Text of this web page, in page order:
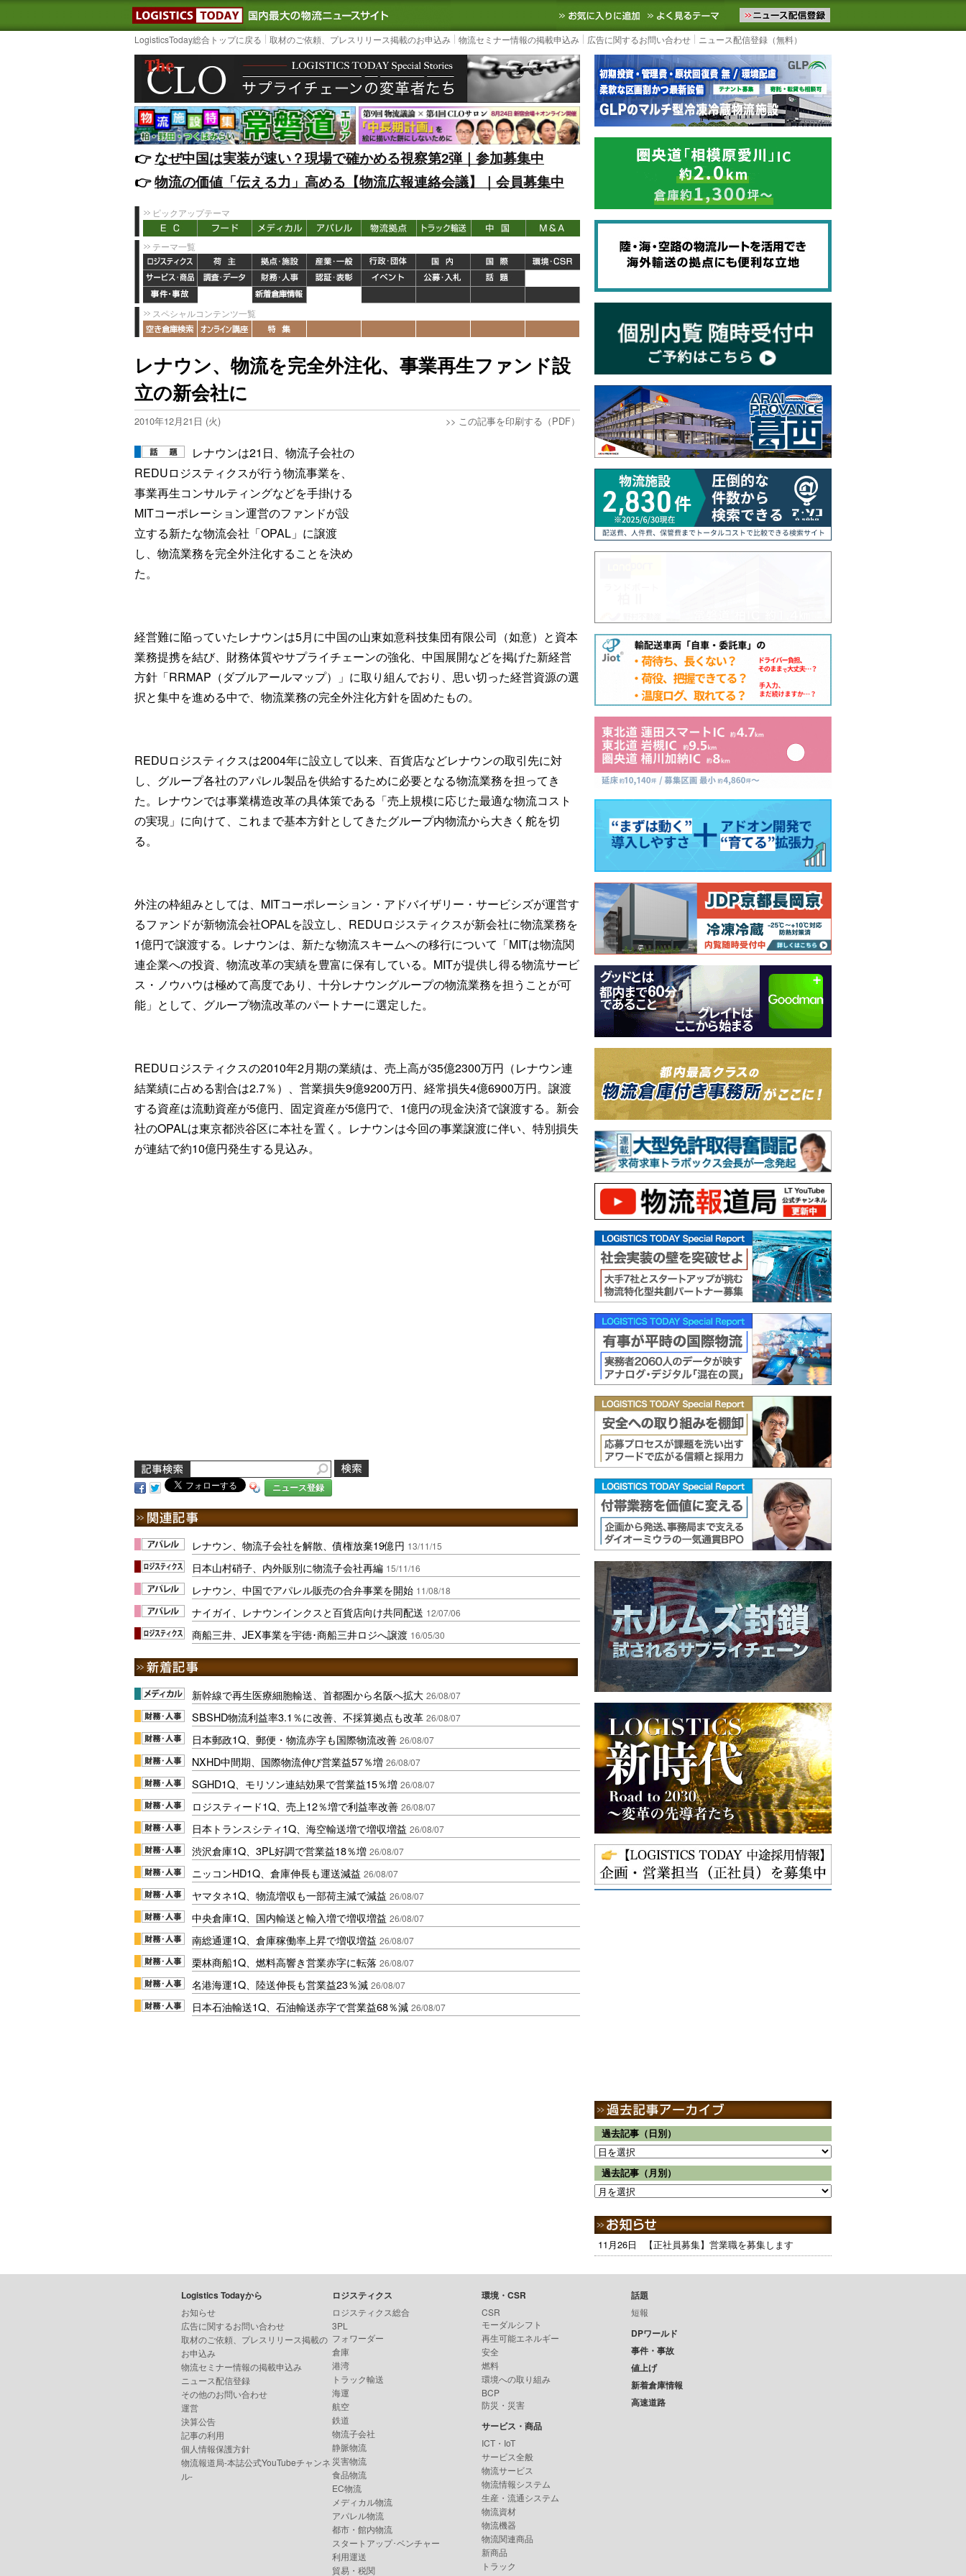
LOGISTICS TODAY｜国内最大の物流ニュースサイト3PL, SCMなど国内外の最新の物流ニュースをお届けします。物流ニュースメール配信を登録す
お気に入りに追加 よく見るテーマ
LogisticsToday総合トップに戻る 取材のご依頼、プレスリリース掲載のお申込み 物流セミナー情報の掲載申込み 広告に関するお問い合わせ ニュース配信登録（無料）
👉️なぜ中国は実装が速い？現場で確かめる視察第2弾｜参加募集中
👉️物流の価値「伝える力」高める【物流広報連絡会議】｜会員募集中
ピックアップテーマ
テーマ一覧
スペシャルコンテンツ一覧
レナウン、物流を完全外注化、事業再生ファンド設
立の新会社に
2010年12月21日 (火) >> この記事を印刷する（PDF）
レナウンは21日、物流子会社の
REDUロジスティクスが行う物流事業を、
事業再生コンサルティングなどを手掛ける
MITコーポレーション運営のファンドが設
立する新たな物流会社「OPAL」に譲渡
し、物流業務を完全外注化することを決め
た。
経営難に陥っていたレナウンは5月に中国の山東如意科技集団有限公司（如意）と資本
業務提携を結び、財務体質やサプライチェーンの強化、中国展開などを掲げた新経営
方針「RRMAP（ダブルアールマップ）」に取り組んでおり、思い切った経営資源の選
択と集中を進める中で、物流業務の完全外注化方針を固めたもの。
REDUロジスティクスは2004年に設立して以来、百貨店などレナウンの取引先に対
し、グループ各社のアパレル製品を供給するために必要となる物流業務を担ってき
た。レナウンでは事業構造改革の具体策である「売上規模に応じた最適な物流コスト
の実現」に向けて、これまで基本方針としてきたグループ内物流から大きく舵を切
る。
外注の枠組みとしては、MITコーポレーション・アドバイザリー・サービシズが運営す
るファンドが新物流会社OPALを設立し、REDUロジスティクスが新会社に物流業務を
1億円で譲渡する。レナウンは、新たな物流スキームへの移行について「MITは物流関
連企業への投資、物流改革の実績を豊富に保有している。MITが提供し得る物流サービ
ス・ノウハウは極めて高度であり、十分レナウングループの物流業務を担うことが可
能」として、グループ物流改革のパートナーに選定した。
REDUロジスティクスの2010年2月期の業績は、売上高が35億2300万円（レナウン連
結業績に占める割合は2.7％）、営業損失9億9200万円、経常損失4億6900万円。譲渡
する資産は流動資産が5億円、固定資産が5億円で、1億円の現金決済で譲渡する。新会
社のOPALは東京都渋谷区に本社を置く。レナウンは今回の事業譲渡に伴い、特別損失
が連結で約10億円発生する見込み。
ニュース登録
レナウン、物流子会社を解散、債権放棄19億円 13/11/15
日本山村硝子、内外販別に物流子会社再編 15/11/16
レナウン、中国でアパレル販売の合弁事業を開始 11/08/18
ナイガイ、レナウンインクスと百貨店向け共同配送 12/07/06
商船三井、JEX事業を宇徳･商船三井ロジへ譲渡 16/05/30
新幹線で再生医療細胞輸送、首都圏から名阪へ拡大 26/08/07
SBSHD物流利益率3.1％に改善、不採算拠点も改革 26/08/07
日本郵政1Q、郵便・物流赤字も国際物流改善 26/08/07
NXHD中間期、国際物流伸び営業益57％増 26/08/07
SGHD1Q、モリソン連結効果で営業益15％増 26/08/07
ロジスティード1Q、売上12％増で利益率改善 26/08/07
日本トランスシティ1Q、海空輸送増で増収増益 26/08/07
渋沢倉庫1Q、3PL好調で営業益18％増 26/08/07
ニッコンHD1Q、倉庫伸長も運送減益 26/08/07
ヤマタネ1Q、物流増収も一部荷主減で減益 26/08/07
中央倉庫1Q、国内輸送と輸入増で増収増益 26/08/07
南総通運1Q、倉庫稼働率上昇で増収増益 26/08/07
栗林商船1Q、燃料高響き営業赤字に転落 26/08/07
名港海運1Q、陸送伸長も営業益23％減 26/08/07
日本石油輸送1Q、石油輸送赤字で営業益68％減 26/08/07
過去記事（日別）
過去記事（月別）
11月26日 【正社員募集】営業職を募集します
Logistics Todayから
お知らせ
広告に関するお問い合わせ
取材のご依頼、プレスリリース掲載の
お申込み
物流セミナー情報の掲載申込み
ニュース配信登録
その他のお問い合わせ
運営
決算公告
記事の利用
個人情報保護方針
物流報道局-本誌公式YouTubeチャンネ
ル-
ロジスティクス
ロジスティクス総合
3PL
フォワーダー
倉庫
港湾
トラック輸送
海運
航空
鉄道
物流子会社
静脈物流
災害物流
食品物流
EC物流
メディカル物流
アパレル物流
都市・館内物流
スタートアップ･ベンチャー
利用運送
貿易・税関
環境・CSR
CSR
モーダルシフト
再生可能エネルギー
安全
燃料
環境への取り組み
BCP
防災・災害
サービス・商品
ICT・IoT
サービス全般
物流サービス
物流情報システム
生産・流通システム
物流資材
物流機器
物流関連商品
新商品
トラック
話題
短報
DPワールド
事件・事故
値上げ
新着倉庫情報
高速道路